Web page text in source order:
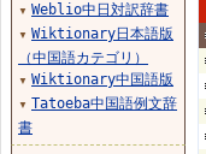
▼ Weblio中日対訳辞書
▼ Wiktionary日本語版
（中国語カテゴリ）
▼ Wiktionary中国語版
▼ Tatoeba中国語例文辞
書